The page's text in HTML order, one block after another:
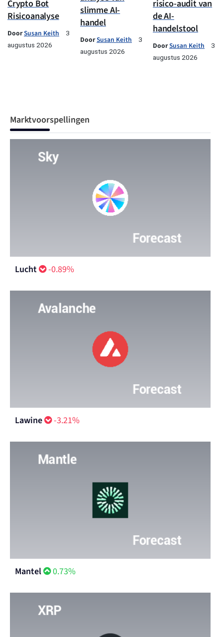
Crypto Bot
Risicoanalyse
DoorSusan Keith
3
augustus 2026
slimme AI-
handel
DoorSusan Keith
3
augustus 2026
risico-audit van
de AI-
handelstool
DoorSusan Keith
3
augustus 2026
Marktvoorspellingen
Lucht -0.89%
Lawine -3.21%
Mantel 0.73%